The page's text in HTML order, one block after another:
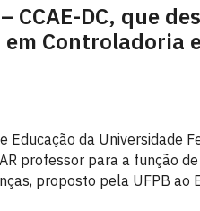
CCAE-DC, que
Controladoria
Educação da Universidade
professor para a função
proposto pela UFPB